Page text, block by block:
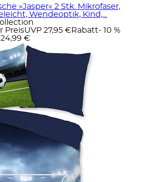
»Jasper« 2 Stk. Mikrofaser,
Wendeoptik, Kind,...
PreisUVP 27,95 € Rabatt- 10 %
24,99 €